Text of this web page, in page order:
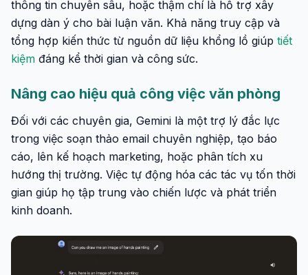
thông tin chuyên sâu, hoặc thậm chí là hỗ trợ xây
dựng dàn ý cho bài luận văn. Khả năng truy cập và
tổng hợp kiến thức từ nguồn dữ liệu khổng lồ giúp tiết
kiệm đáng kể thời gian và công sức.
Nâng cao hiệu quả công việc văn phòng
Đối với các chuyên gia, Gemini là một trợ lý đắc lực
trong việc soạn thảo email chuyên nghiệp, tạo báo
cáo, lên kế hoạch marketing, hoặc phân tích xu
hướng thị trường. Việc tự động hóa các tác vụ tốn thời
gian giúp họ tập trung vào chiến lược và phát triển
kinh doanh.